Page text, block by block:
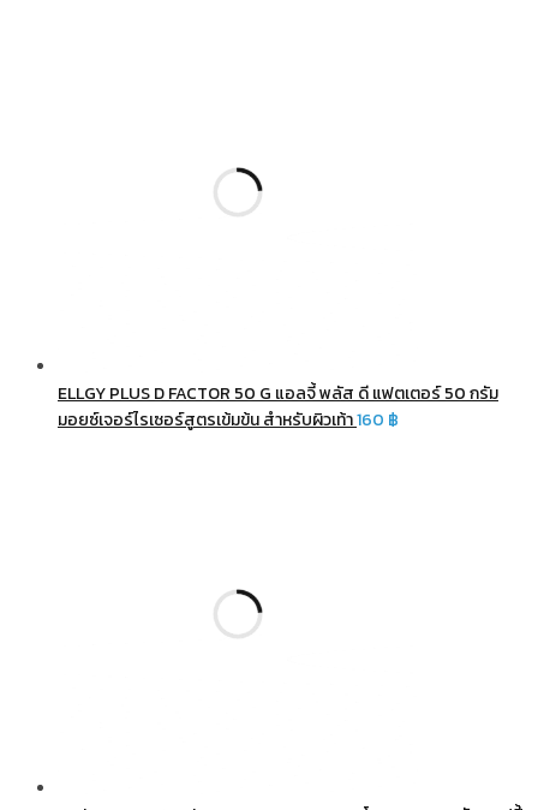
ELLGY PLUS D FACTOR 50 G แอลจี้ พลัส ดี แฟตเตอร์ 50 กรัม
มอยซ์เจอร์ไรเซอร์สูตรเข้มข้น สำหรับผิวเท้า160 ฿